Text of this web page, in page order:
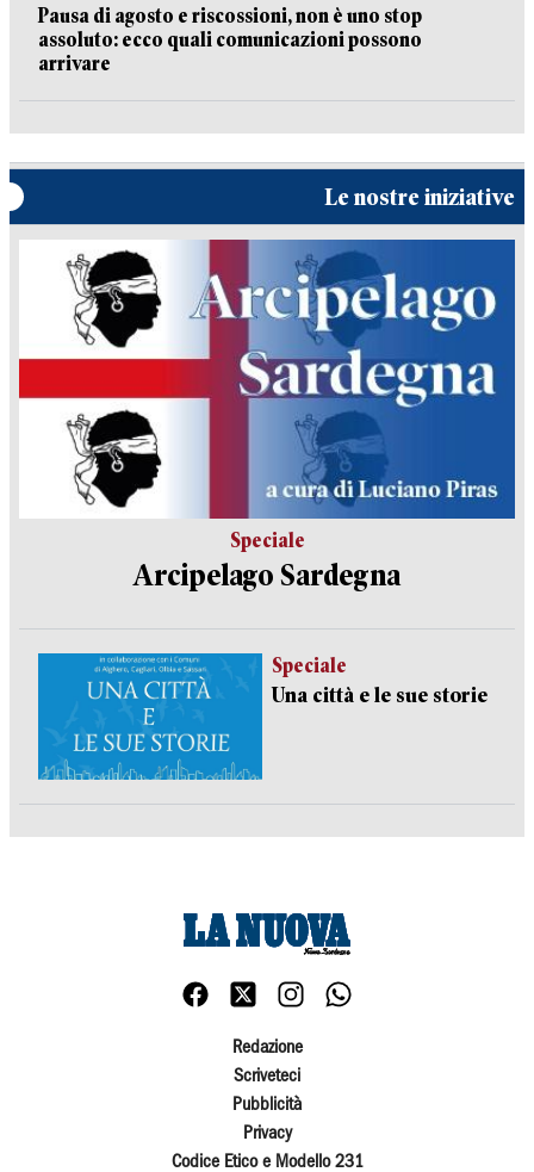
Pausa di agosto e riscossioni, non è uno stop
assoluto: ecco quali comunicazioni possono
arrivare
Le nostre iniziative
Speciale
Arcipelago Sardegna
Speciale
Una città e le sue storie
Redazione
Scriveteci
Pubblicità
Privacy
Codice Etico e Modello 231